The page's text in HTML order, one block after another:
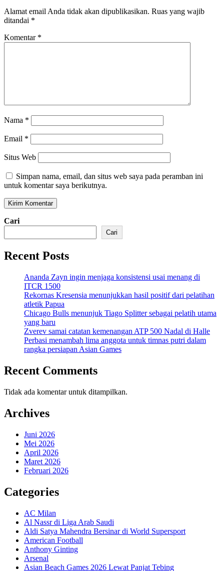
Alamat email Anda tidak akan dipublikasikan. Ruas yang wajib
ditandai *
Komentar *
Nama *
Email *
Situs Web
Simpan nama, email, dan situs web saya pada peramban ini
untuk komentar saya berikutnya.
Cari
Cari
Recent Posts
Ananda Zayn ingin menjaga konsistensi usai menang di
ITCR 1500
Rekornas Kresensia menunjukkan hasil positif dari pelatihan
atletik Papua
Chicago Bulls menunjuk Tiago Splitter sebagai pelatih utama
yang baru
Zverev samai catatan kemenangan ATP 500 Nadal di Halle
Perbasi menambah lima anggota untuk timnas putri dalam
rangka persiapan Asian Games
Recent Comments
Tidak ada komentar untuk ditampilkan.
Archives
Juni 2026
Mei 2026
April 2026
Maret 2026
Februari 2026
Categories
AC Milan
Al Nassr di Liga Arab Saudi
Aldi Satya Mahendra Bersinar di World Supersport
American Football
Anthony Ginting
Arsenal
Asian Beach Games 2026 Lewat Panjat Tebing